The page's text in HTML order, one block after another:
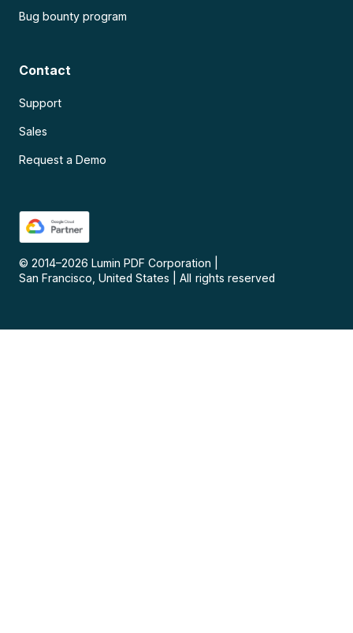
Bug bounty program
Contact
Support
Sales
Request a Demo
© 2014–2026 Lumin PDF Corporation
San Francisco, United States
All rights reserved